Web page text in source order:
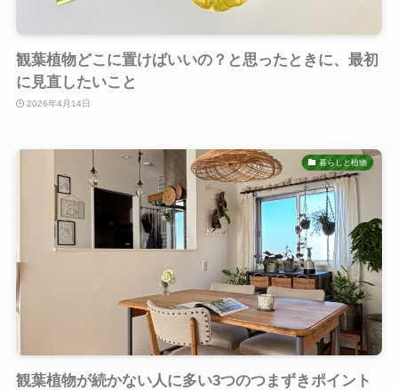
観葉植物どこに置けばいいの？と思ったときに、最初
に見直したいこと
2026年4月14日
暮らしと植物
観葉植物が続かない人に多い3つのつまずきポイント